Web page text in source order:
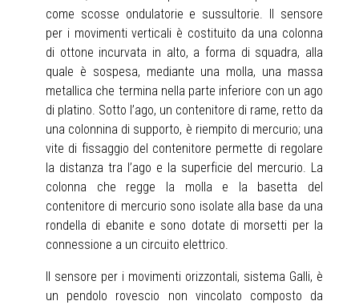
come scosse ondulatorie e sussultorie. Il sensore
per i movimenti verticali è costituito da una colonna
di ottone incurvata in alto, a forma di squadra, alla
quale è sospesa, mediante una molla, una massa
metallica che termina nella parte inferiore con un ago
di platino. Sotto l’ago, un contenitore di rame, retto da
una colonnina di supporto, è riempito di mercurio; una
vite di fissaggio del contenitore permette di regolare
la distanza tra l’ago e la superficie del mercurio. La
colonna che regge la molla e la basetta del
contenitore di mercurio sono isolate alla base da una
rondella di ebanite e sono dotate di morsetti per la
connessione a un circuito elettrico.
Il sensore per i movimenti orizzontali, sistema Galli, è
un pendolo rovescio non vincolato composto da